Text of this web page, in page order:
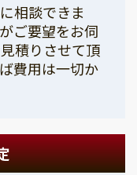
相談できま
ご要望をお伺
積りさせて頂
費用は一切か